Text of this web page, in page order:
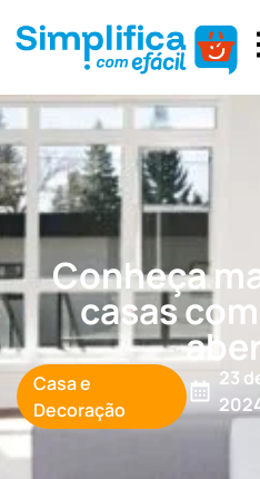
Conheça
casas
Casa e
Decoração
23